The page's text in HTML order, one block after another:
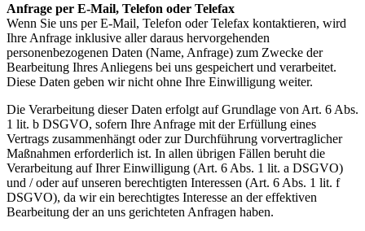
Anfrage per E-Mail, Telefon oder Telefax
Wenn Sie uns per E-Mail, Telefon oder Telefax kontaktieren, wird
Ihre Anfrage inklusive aller daraus hervorgehenden
personenbezogenen Daten (Name, Anfrage) zum Zwecke der
Bearbeitung Ihres Anliegens bei uns gespeichert und verarbeitet.
Diese Daten geben wir nicht ohne Ihre Einwilligung weiter.
Die Verarbeitung dieser Daten erfolgt auf Grundlage von Art. 6 Abs.
1 lit. b DSGVO, sofern Ihre Anfrage mit der Erfüllung eines
Vertrags zusammenhängt oder zur Durchführung vorvertraglicher
Maßnahmen erforderlich ist. In allen übrigen Fällen beruht die
Verarbeitung auf Ihrer Einwilligung (Art. 6 Abs. 1 lit. a DSGVO)
und / oder auf unseren berechtigten Interessen (Art. 6 Abs. 1 lit. f
DSGVO), da wir ein berechtigtes Interesse an der effektiven
Bearbeitung der an uns gerichteten Anfragen haben.